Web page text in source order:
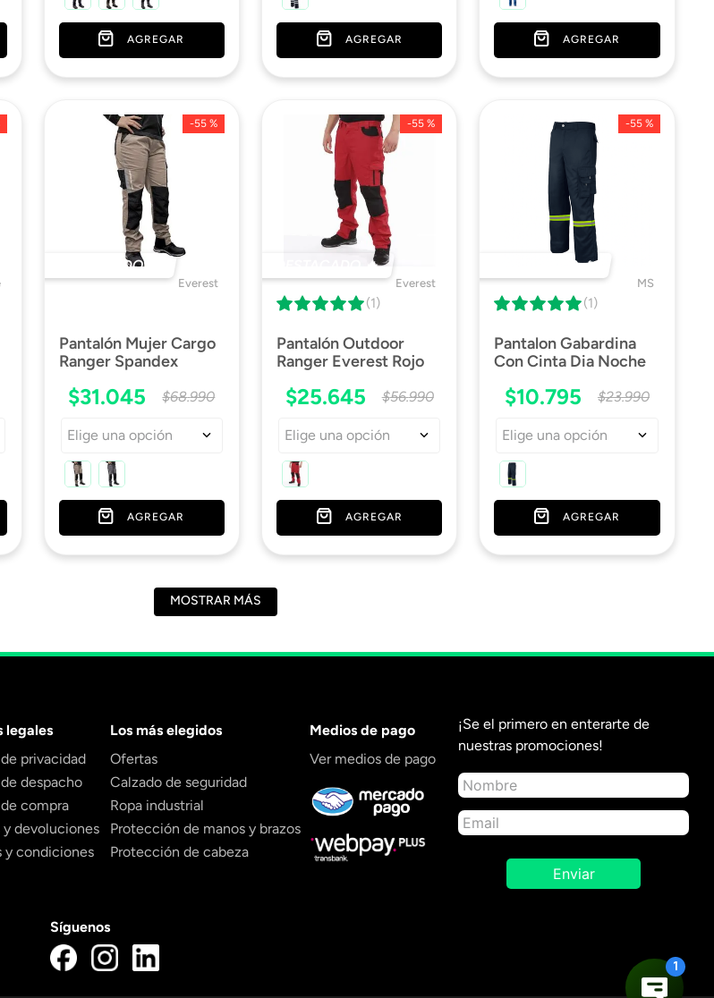
AGREGAR AGREGAR AGREGAR
-55 %
DESTACADO 🔥
Everest
Pantalón Mujer Cargo
Ranger Spandex
$31.045 $68.990
Elige una opción
AGREGAR
-55 %
DESTACADO 🔥
Everest
(1)
Pantalón Outdoor
Ranger Everest Rojo
$25.645 $56.990
Elige una opción
AGREGAR
-55 %
DESTACADO 🔥
MS
(1)
Pantalon Gabardina
Con Cinta Dia Noche
$10.795 $23.990
Elige una opción
AGREGAR
MOSTRAR MÁS
legales
privacidad
despacho
compra
y devoluciones
y condiciones
Los más elegidos
Ofertas
Calzado de seguridad
Ropa industrial
Protección de manos y brazos
Protección de cabeza
Medios de pago
Ver medios de pago
¡Se el primero en enterarte de
nuestras promociones!
Enviar
Síguenos